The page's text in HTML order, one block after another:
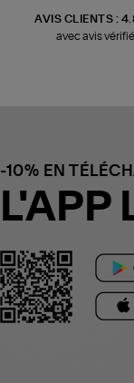
AVIS CLIENTS :
avec avis
-10% EN
L'APP